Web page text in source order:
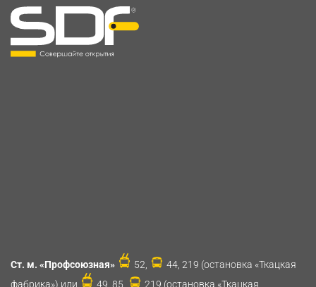
Ст. м. «Профсоюзная» 52,
44, 219 (остановка «Ткацкая
фабрика») или
49, 85, 219 (остановка «Ткацкая